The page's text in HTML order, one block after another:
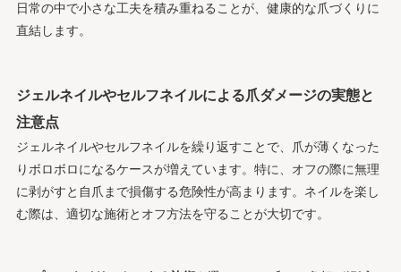
日常の中で小さな工夫を積み重ねることが、健康的な爪づくりに
直結します。
ジェルネイルやセルフネイルによる爪ダメージの実態と
注意点
ジェルネイルやセルフネイルを繰り返すことで、爪が薄くなった
りボロボロになるケースが増えています。特に、オフの際に無理
に剥がすと自爪まで損傷する危険性が高まります。ネイルを楽し
む際は、適切な施術とオフ方法を守ることが大切です。